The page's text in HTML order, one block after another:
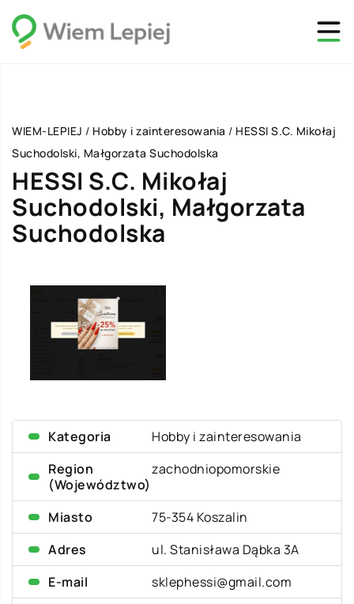
WIEM-LEPIEJ / Hobby i zainteresowania / HESSI S.C. Mikołaj
Suchodolski, Małgorzata Suchodolska
HESSI S.C. Mikołaj
Suchodolski, Małgorzata
Suchodolska
Kategoria
Hobby i zainteresowania
Region
(Województwo)
zachodniopomorskie
Miasto
75-354 Koszalin
Adres
ul. Stanisława Dąbka 3A
E-mail
sklephessi@gmail.com